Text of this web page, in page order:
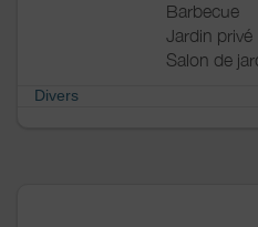
Barbecue
Jardin privé
Salon de
Divers